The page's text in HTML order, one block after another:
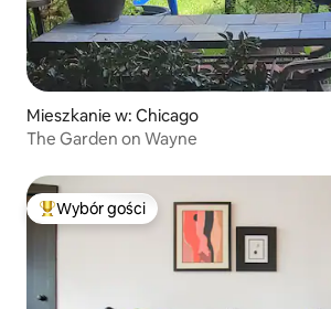
Mieszkanie w: Chicago
The Garden on Wayne
Najpopularniejsze z kategorii Wybór gości
Wybór gości